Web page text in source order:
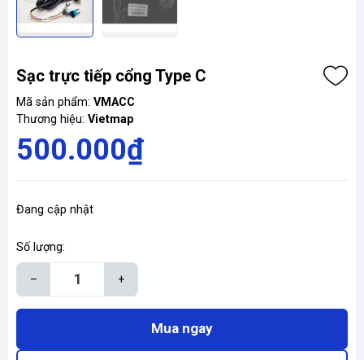
Sạc trực tiếp cổng Type C
Mã sản phẩm: VMACC
Thương hiệu: Vietmap
500.000₫
Đang cập nhật
Số lượng:
– +
Mua ngay